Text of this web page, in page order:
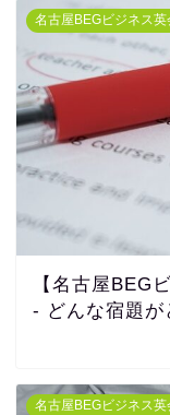
名古屋BEGビジネス英
【名古屋BEG
- どんな宿題が
名古屋BEGビジネス英